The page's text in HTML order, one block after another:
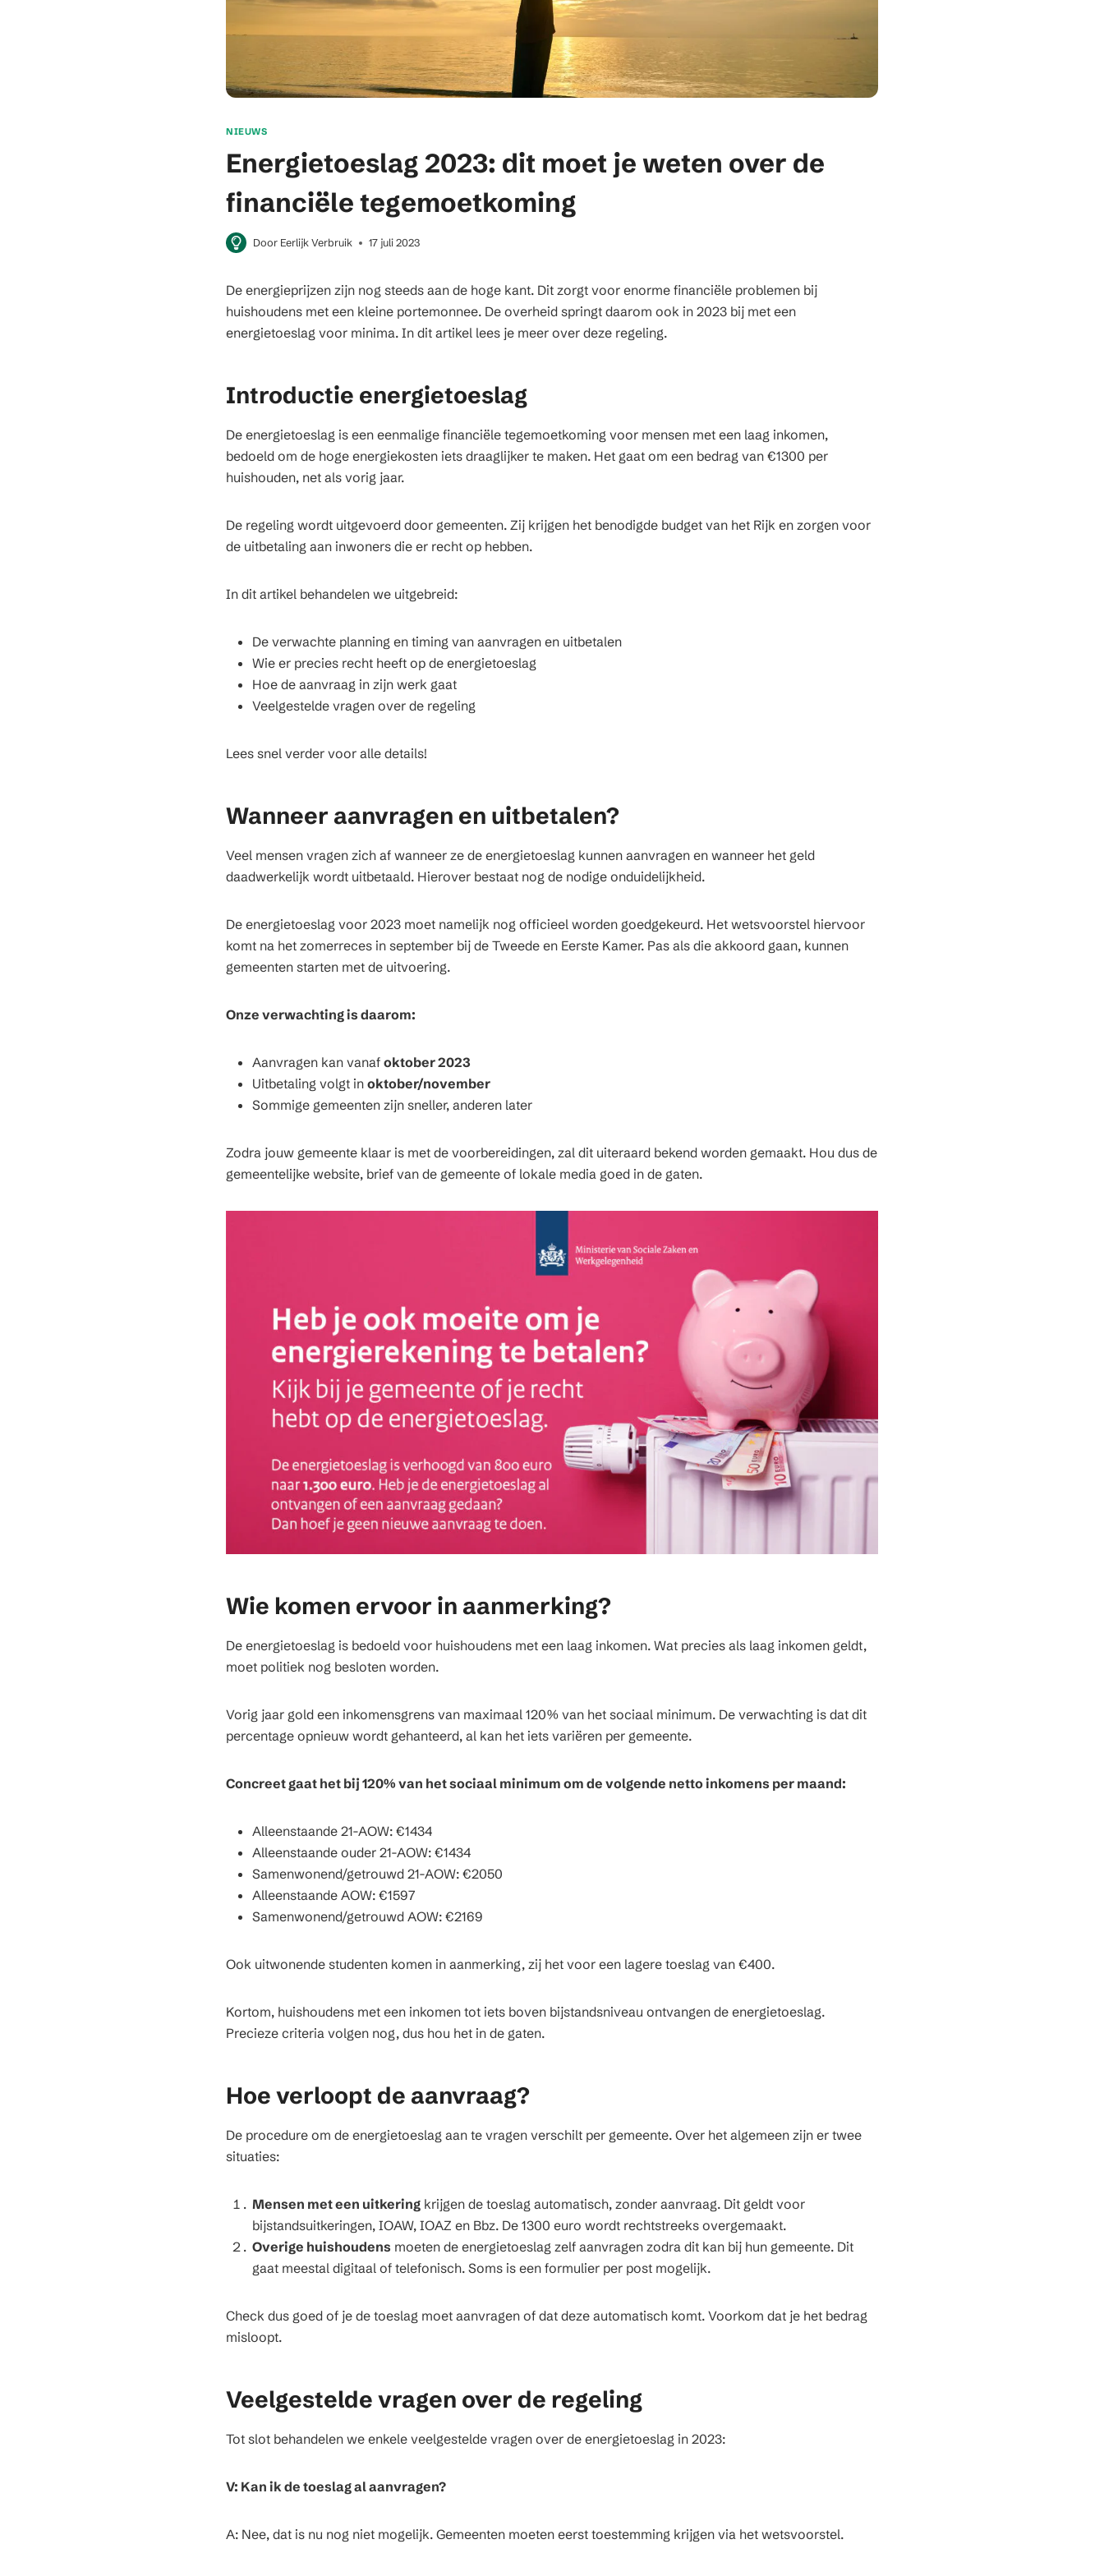
NIEUWS
Energietoeslag 2023: dit moet je weten over de
financiële tegemoetkoming
Door Eerlijk Verbruik 17 juli 2023
De energieprijzen zijn nog steeds aan de hoge kant. Dit zorgt voor enorme financiële problemen bij
huishoudens met een kleine portemonnee. De overheid springt daarom ook in 2023 bij met een
energietoeslag voor minima. In dit artikel lees je meer over deze regeling.
Introductie energietoeslag
De energietoeslag is een eenmalige financiële tegemoetkoming voor mensen met een laag inkomen,
bedoeld om de hoge energiekosten iets draaglijker te maken. Het gaat om een bedrag van €1300 per
huishouden, net als vorig jaar.
De regeling wordt uitgevoerd door gemeenten. Zij krijgen het benodigde budget van het Rijk en zorgen voor
de uitbetaling aan inwoners die er recht op hebben.
In dit artikel behandelen we uitgebreid:
De verwachte planning en timing van aanvragen en uitbetalen
Wie er precies recht heeft op de energietoeslag
Hoe de aanvraag in zijn werk gaat
Veelgestelde vragen over de regeling
Lees snel verder voor alle details!
Wanneer aanvragen en uitbetalen?
Veel mensen vragen zich af wanneer ze de energietoeslag kunnen aanvragen en wanneer het geld
daadwerkelijk wordt uitbetaald. Hierover bestaat nog de nodige onduidelijkheid.
De energietoeslag voor 2023 moet namelijk nog officieel worden goedgekeurd. Het wetsvoorstel hiervoor
komt na het zomerreces in september bij de Tweede en Eerste Kamer. Pas als die akkoord gaan, kunnen
gemeenten starten met de uitvoering.
Onze verwachting is daarom:
Aanvragen kan vanaf oktober 2023
Uitbetaling volgt in oktober/november
Sommige gemeenten zijn sneller, anderen later
Zodra jouw gemeente klaar is met de voorbereidingen, zal dit uiteraard bekend worden gemaakt. Hou dus de
gemeentelijke website, brief van de gemeente of lokale media goed in de gaten.
Wie komen ervoor in aanmerking?
De energietoeslag is bedoeld voor huishoudens met een laag inkomen. Wat precies als laag inkomen geldt,
moet politiek nog besloten worden.
Vorig jaar gold een inkomensgrens van maximaal 120% van het sociaal minimum. De verwachting is dat dit
percentage opnieuw wordt gehanteerd, al kan het iets variëren per gemeente.
Concreet gaat het bij 120% van het sociaal minimum om de volgende netto inkomens per maand:
Alleenstaande 21-AOW: €1434
Alleenstaande ouder 21-AOW: €1434
Samenwonend/getrouwd 21-AOW: €2050
Alleenstaande AOW: €1597
Samenwonend/getrouwd AOW: €2169
Ook uitwonende studenten komen in aanmerking, zij het voor een lagere toeslag van €400.
Kortom, huishoudens met een inkomen tot iets boven bijstandsniveau ontvangen de energietoeslag.
Precieze criteria volgen nog, dus hou het in de gaten.
Hoe verloopt de aanvraag?
De procedure om de energietoeslag aan te vragen verschilt per gemeente. Over het algemeen zijn er twee
situaties:
Mensen met een uitkering krijgen de toeslag automatisch, zonder aanvraag. Dit geldt voor
bijstandsuitkeringen, IOAW, IOAZ en Bbz. De 1300 euro wordt rechtstreeks overgemaakt.
Overige huishoudens moeten de energietoeslag zelf aanvragen zodra dit kan bij hun gemeente. Dit
gaat meestal digitaal of telefonisch. Soms is een formulier per post mogelijk.
Check dus goed of je de toeslag moet aanvragen of dat deze automatisch komt. Voorkom dat je het bedrag
misloopt.
Veelgestelde vragen over de regeling
Tot slot behandelen we enkele veelgestelde vragen over de energietoeslag in 2023:
V: Kan ik de toeslag al aanvragen?
A: Nee, dat is nu nog niet mogelijk. Gemeenten moeten eerst toestemming krijgen via het wetsvoorstel.